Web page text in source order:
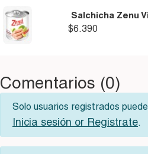
Salchicha Zenu
$6.390
Comentarios (0)
Solo usuarios registrados
Inicia sesión or Registrate.